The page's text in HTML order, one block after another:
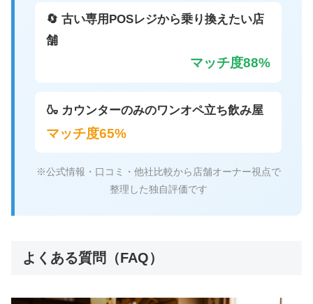
🔄 古い専用POSレジから乗り換えたい店
舗
マッチ度88%
🍶 カウンターのみのワンオペ立ち飲み屋
マッチ度65%
※公式情報・口コミ・他社比較から店舗オーナー視点で
整理した独自評価です
よくある質問（FAQ）